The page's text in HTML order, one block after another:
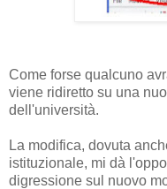
Come forse qualcuno
viene ridiretto su una
dell'università.
La modifica, dovuta
istituzionale, mi dà
digressione sul nuovo